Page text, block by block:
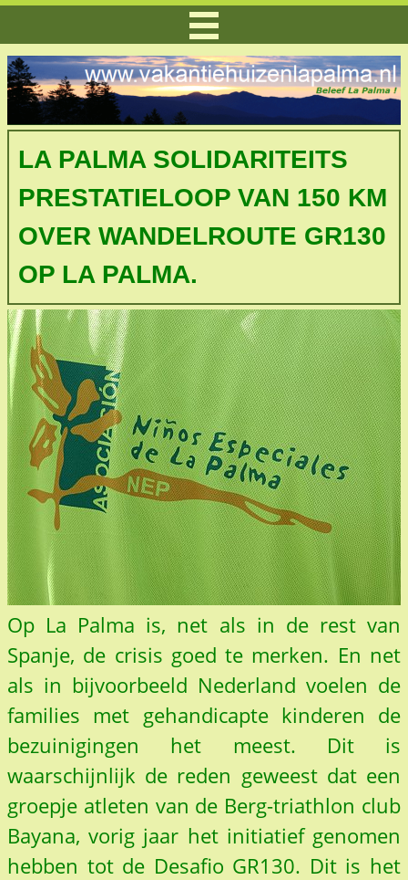
LA PALMA SOLIDARITEITS
PRESTATIELOOP VAN 150 KM
OVER WANDELROUTE GR130
OP LA PALMA.
Op La Palma is, net als in de rest van
Spanje, de crisis goed te merken. En net
als in bijvoorbeeld Nederland voelen de
families met gehandicapte kinderen de
bezuinigingen het meest. Dit is
waarschijnlijk de reden geweest dat een
groepje atleten van de Berg-triathlon club
Bayana, vorig jaar het initiatief genomen
hebben tot de Desafio GR130. Dit is het